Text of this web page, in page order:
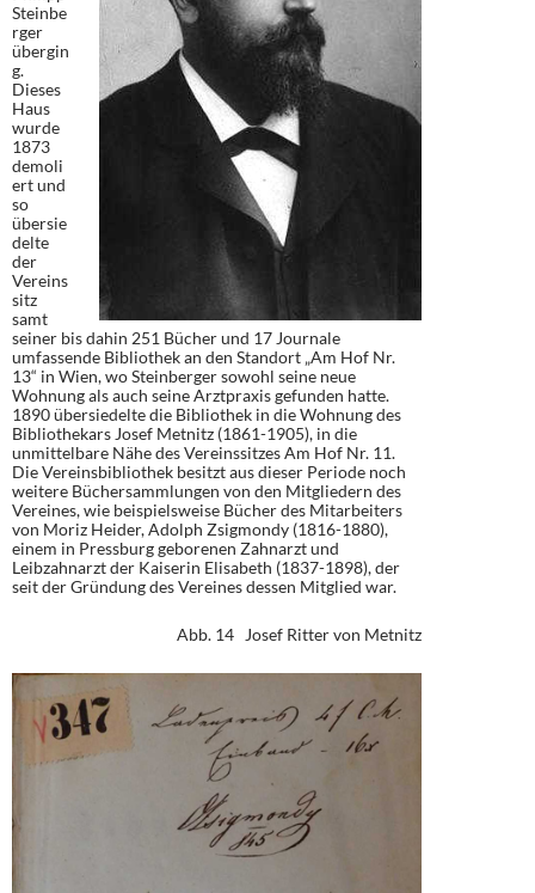
Steinbe
rger
übergin
g.
Dieses
Haus
wurde
1873
demoli
ert und
so
übersie
delte
der
Vereins
sitz
samt
seiner bis dahin 251 Bücher und 17 Journale
umfassende Bibliothek an den Standort „Am Hof Nr.
13“ in Wien, wo Steinberger sowohl seine neue
Wohnung als auch seine Arztpraxis gefunden hatte.
1890 übersiedelte die Bibliothek in die Wohnung des
Bibliothekars Josef Metnitz (1861-1905), in die
unmittelbare Nähe des Vereinssitzes Am Hof Nr. 11.
Die Vereinsbibliothek besitzt aus dieser Periode noch
weitere Büchersammlungen von den Mitgliedern des
Vereines, wie beispielsweise Bücher des Mitarbeiters
von Moriz Heider, Adolph Zsigmondy (1816-1880),
einem in Pressburg geborenen Zahnarzt und
Leibzahnarzt der Kaiserin Elisabeth (1837-1898), der
seit der Gründung des Vereines dessen Mitglied war.
Abb. 14 Josef Ritter von Metnitz